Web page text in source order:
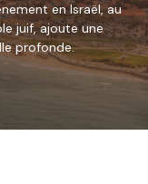
en Israël, au
juif, ajoute une
profonde.